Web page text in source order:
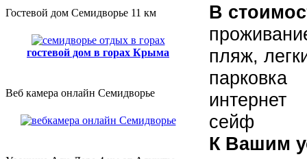
Гостевой дом Семидворье 11 км
гостевой дом в горах Крыма
Веб камера онлайн Семидворье
В
пляж,
парковка
интернет
сейф
К Вашим